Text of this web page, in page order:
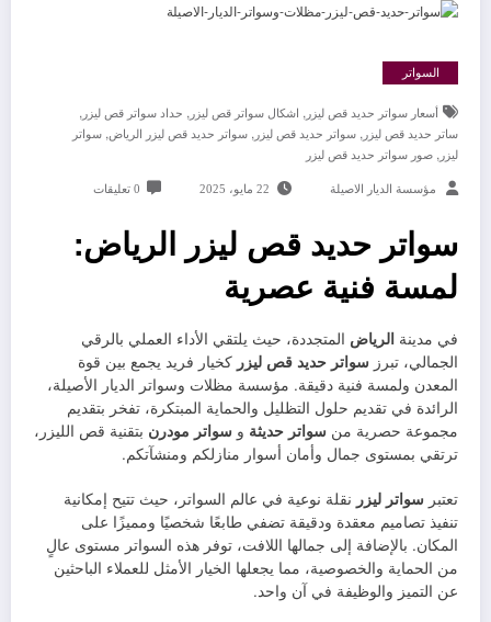
السواتر
أسعار سواتر حديد قص ليزر , اشكال سواتر قص ليزر , حداد سواتر قص ليزر ,
ساتر حديد قص ليزر , سواتر حديد قص ليزر , سواتر حديد قص ليزر الرياض, سواتر
ليزر , صور سواتر حديد قص ليزر
مؤسسة الديار الاصيلة 22 مايو، 2025 0 تعليقات
سواتر حديد قص ليزر الرياض:
لمسة فنية عصرية
في مدينة الرياض المتجددة، حيث يلتقي الأداء العملي بالرقي
الجمالي، تبرز سواتر حديد قص ليزر كخيار فريد يجمع بين قوة
المعدن ولمسة فنية دقيقة. مؤسسة مظلات وسواتر الديار الأصيلة،
الرائدة في تقديم حلول التظليل والحماية المبتكرة، تفخر بتقديم
مجموعة حصرية من سواتر حديثة و سواتر مودرن بتقنية قص الليزر،
ترتقي بمستوى جمال وأمان أسوار منازلكم ومنشآتكم.
تعتبر سواتر ليزر نقلة نوعية في عالم السواتر، حيث تتيح إمكانية
تنفيذ تصاميم معقدة ودقيقة تضفي طابعًا شخصيًا ومميزًا على
المكان. بالإضافة إلى جمالها اللافت، توفر هذه السواتر مستوى عالٍ
من الحماية والخصوصية، مما يجعلها الخيار الأمثل للعملاء الباحثين
عن التميز والوظيفة في آن واحد.